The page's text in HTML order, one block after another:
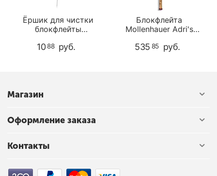
Ёршик для чистки
блокфлейты
1088 руб.
Блокфлейта
Mollenhauer Adri's
535 85 руб.
Магазин
Оформление заказа
Контакты